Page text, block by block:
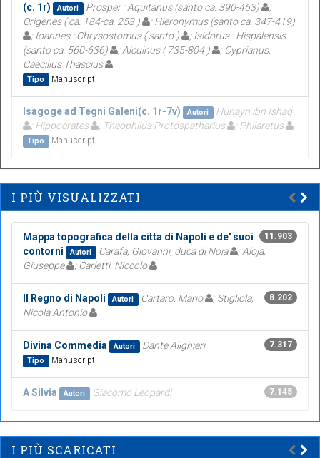
(c. 1r)
Autori Prosper : Aquitanus (santo ca. 390-463)
;
Origenes ( ca. 184-ca. 253 )
; Hieronymus (santo ca. 347-419)
; Ioannes : Chrysostomus ( santo )
; Isidorus : Hispalensis
(santo ca. 560-636)
; Alcuinus ( 735-804 )
; Cyprianus,
Caecilius Thascius
Tipo Manuscript
Isagoge ad Tegni Galeni(c. 1r-7v) Autori
Hunayn ibn Ishaq
; Hippocrates
; Theophilus Protospatharius ; Philaretus
Tipo Manuscript
I PIÙ VISUALIZZATI
11.903
Mappa topografica della citta di Napoli e de' suoi
contorni
Autori Carafa, Giovanni, duca di Noia
; Aloja,
Giuseppe
; Carletti, Niccolo
8.202
Il Regno di Napoli Autori Cartaro, Mario
; Stigliola,
Nicola Antonio
7.317
Divina Commedia Autori Dante Alighieri
Tipo Manuscript
7.145
A Silvia Autori Giacomo Leopardi
I PIÙ SCARICATI